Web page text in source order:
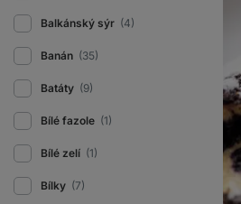
Balkánský sýr (4)
Banán (35)
Batáty (9)
Bílé fazole (1)
Bílé zelí (1)
Bílky (7)